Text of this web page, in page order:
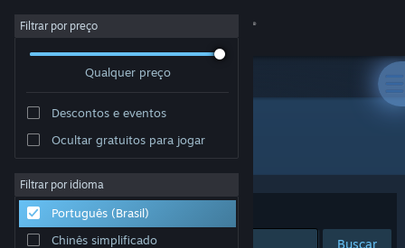
Iniciar sessão
Sobre
Suporte
Filtrar por preço
Qualquer preço
Descontos e eventos
Ocultar gratuitos para jogar
Filtrar por idioma
Português (Brasil)
Chinês simplificado
Distribuidora: 3 Sprockets
Ordenar por Relevância
Buscar